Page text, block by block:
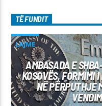
TË FUNDIT
LAJME
AMBASADA E
KOSOVËS, FORMIMI
NË PËRPUTHJE